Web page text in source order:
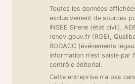
Toutes les données
exclusivement de sources
INSEE Sirene (état civil),
renov.gouv.fr (RGE),
BODACC (événements
information n'est saisie par
contrôle éditorial.
Cette entreprise n'a pas